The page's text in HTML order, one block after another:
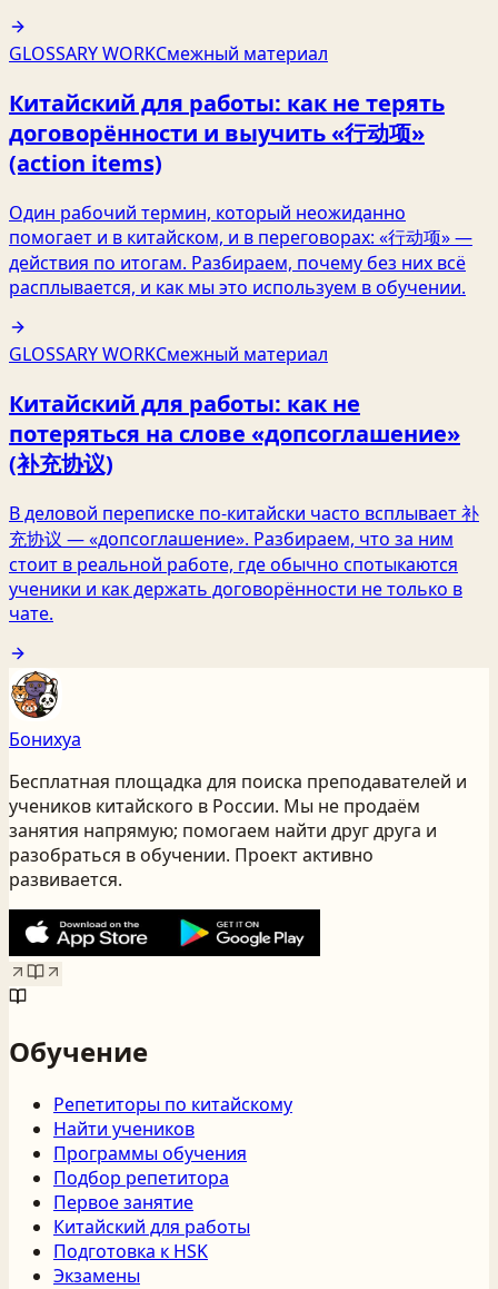
GLOSSARY WORKСмежный материал
Китайский для работы: как не терять
договорённости и выучить «行动项»
(action items)
Один рабочий термин, который неожиданно
помогает и в китайском, и в переговорах: «行动项» —
действия по итогам. Разбираем, почему без них всё
расплывается, и как мы это используем в обучении.
GLOSSARY WORKСмежный материал
Китайский для работы: как не
потеряться на слове «допсоглашение»
(补充协议)
В деловой переписке по-китайски часто всплывает 补
充协议 — «допсоглашение». Разбираем, что за ним
стоит в реальной работе, где обычно спотыкаются
ученики и как держать договорённости не только в
чате.
Бонихуа
Бесплатная площадка для поиска преподавателей и
учеников китайского в России. Мы не продаём
занятия напрямую; помогаем найти друг друга и
разобраться в обучении. Проект активно
развивается.
Обучение
Репетиторы по китайскому
Найти учеников
Программы обучения
Подбор репетитора
Первое занятие
Китайский для работы
Подготовка к HSK
Экзамены